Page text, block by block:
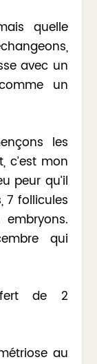
quelle
avec un
un
les
c’est mon
peur qu’il
7 follicules
qui
de 2
au